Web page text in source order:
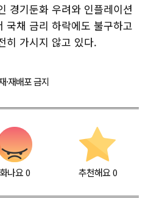
경기둔화 우려와 인플레이션
국채 금리 하락에도 불구하고
히 가시지 않고 있다.
재배포 금지
화나요0 추천해요 0